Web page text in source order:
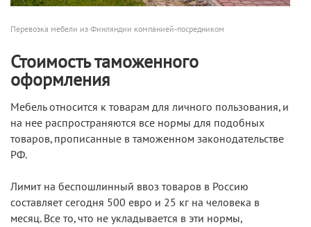
Перевозка мебели из Финляндии компанией-посредником
Стоимость таможенного
оформления
Мебель относится к товарам для личного пользования, и
на нее распространяются все нормы для подобных
товаров, прописанные в таможенном законодательстве
РФ.
Лимит на беспошлинный ввоз товаров в Россию
составляет сегодня 500 евро и 25 кг на человека в
месяц. Все то, что не укладывается в эти нормы,